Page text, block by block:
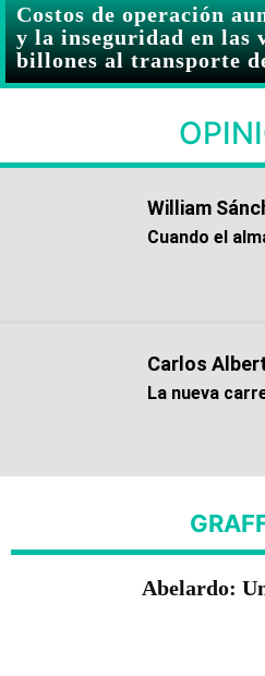
Costos de operación
y la inseguridad en las
billones al transporte
William
Cuando el
Carlos
La nueva
Abelardo: